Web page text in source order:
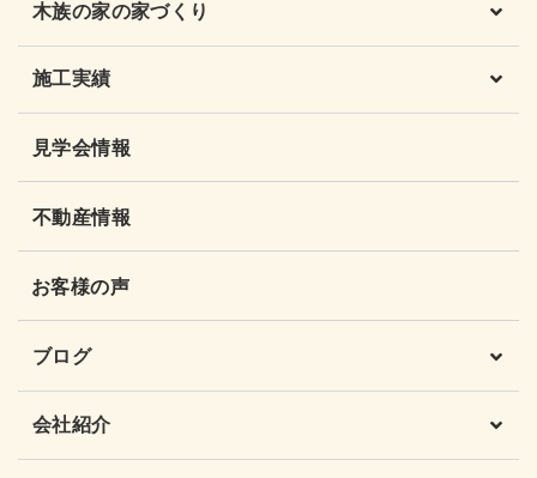
木族の家の家づくり
施工実績
見学会情報
不動産情報
お客様の声
ブログ
会社紹介